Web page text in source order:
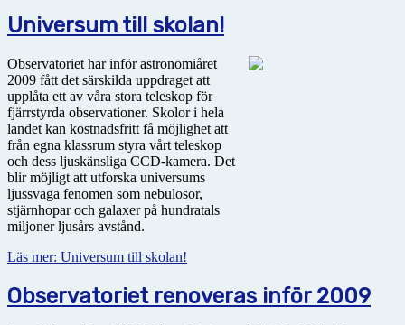
Universum till skolan!
Observatoriet har inför astronomiåret
2009 fått det särskilda uppdraget att
upplåta ett av våra stora teleskop för
fjärrstyrda observationer. Skolor i hela
landet kan kostnadsfritt få möjlighet att
från egna klassrum styra vårt teleskop
och dess ljuskänsliga CCD-kamera. Det
blir möjligt att utforska universums
ljussvaga fenomen som nebulosor,
stjärnhopar och galaxer på hundratals
miljoner ljusårs avstånd.
Läs mer: Universum till skolan!
Observatoriet renoveras inför 2009